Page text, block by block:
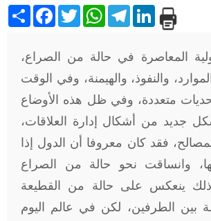
Share Facebook
TwitterWhatsAppTelegramLinkedIn
المعاصرة في حالة من الصراع،
والنفوذ، والهيمنة، وفي الوقت
متعددة، وفي ظل هذه الأوضاع
جديد من أشكال إدارة العلاقات،
فقد كان معروفا أن الدول إذا
وانساقت نحو حالة من الصراع
ينعكس على حالة من القطيعة
بين الطرفين، لكن في عالم اليوم